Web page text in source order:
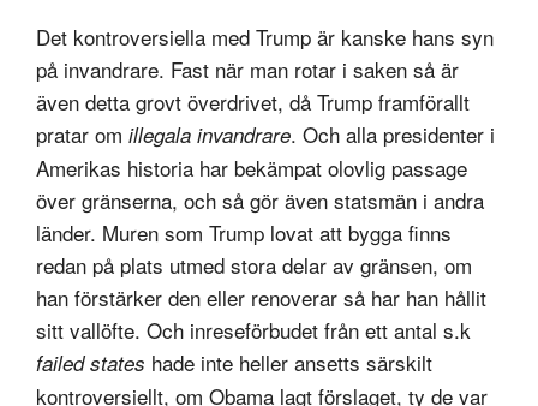
Det kontroversiella med Trump är kanske hans syn
på invandrare. Fast när man rotar i saken så är
även detta grovt överdrivet, då Trump framförallt
pratar om illegala invandrare. Och alla presidenter i
Amerikas historia har bekämpat olovlig passage
över gränserna, och så gör även statsmän i andra
länder. Muren som Trump lovat att bygga finns
redan på plats utmed stora delar av gränsen, om
han förstärker den eller renoverar så har han hållit
sitt vallöfte. Och inreseförbudet från ett antal s.k
failed states hade inte heller ansetts särskilt
kontroversiellt, om Obama lagt förslaget, ty de var